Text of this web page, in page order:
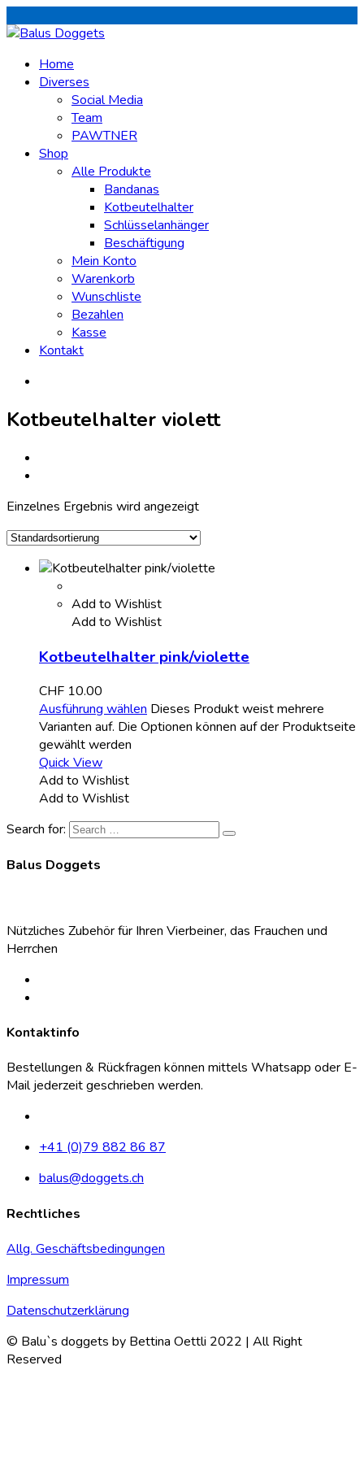
Home
Diverses
Social Media
Team
PAWTNER
Shop
Alle Produkte
Bandanas
Kotbeutelhalter
Schlüsselanhänger
Beschäftigung
Mein Konto
Warenkorb
Wunschliste
Bezahlen
Kasse
Kontakt
Kotbeutelhalter violett
Einzelnes Ergebnis wird angezeigt
Add to Wishlist
Add to Wishlist
Kotbeutelhalter pink/violette
CHF 10.00
Ausführung wählen Dieses Produkt weist mehrere
Varianten auf. Die Optionen können auf der Produktseite
gewählt werden
Quick View
Add to Wishlist
Add to Wishlist
Search for:
Balus Doggets
Nützliches Zubehör für Ihren Vierbeiner, das Frauchen und
Herrchen
Kontaktinfo
Bestellungen & Rückfragen können mittels Whatsapp oder E-
Mail jederzeit geschrieben werden.
+41 (0)79 882 86 87
balus@doggets.ch
Rechtliches
Allg. Geschäftsbedingungen
Impressum
Datenschutzerklärung
© Balu`s doggets by Bettina Oettli 2022 | All Right
Reserved